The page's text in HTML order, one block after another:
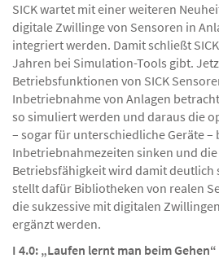
SICK wartet mit einer weiteren
digitale Zwillinge von Sensoren in
integriert werden. Damit schließt
Jahren bei Simulation-Tools gibt.
Betriebsfunktionen von SICK
Inbetriebnahme von Anlagen
so simuliert werden und daraus die
– sogar für unterschiedliche Geräte –
Inbetriebnahmezeiten sinken und
Betriebsfähigkeit wird damit deutlich
stellt dafür Bibliotheken von realen
die sukzessive mit digitalen
ergänzt werden.
I 4.0: „Laufen lernt man beim Gehen“